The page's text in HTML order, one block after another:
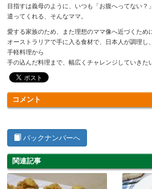
目指すは義母のように、いつも「お腹へってない？
遣ってくれる、そんなママ。
愛する家族のため、また理想のママ像へ近づくため
オーストラリアで手に入る食材で、日本人が調理し
手軽料理から
手の込んだ料理まで、幅広くチャレンジしていきた
コメント
バックナンバーへ
関連記事